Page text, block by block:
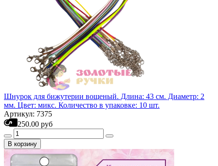
Шнурок для бижутерии вощеный. Длина: 43 см. Диаметр: 2
мм. Цвет: микс. Количество в упаковке: 10 шт.
Артикул: 7375
250.00 руб
В корзину